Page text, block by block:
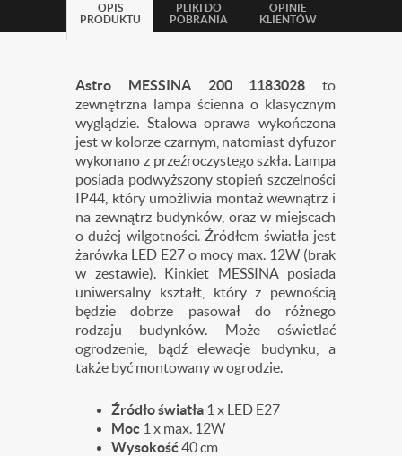
OPIS
PRODUKTU
PLIKI DO
POBRANIA
OPINIE
KLIENTÓW
Astro MESSINA 200 1183028 to
zewnętrzna lampa ścienna o klasycznym
wyglądzie. Stalowa oprawa wykończona
jest w kolorze czarnym, natomiast dyfuzor
wykonano z przeźroczystego szkła. Lampa
posiada podwyższony stopień szczelności
IP44, który umożliwia montaż wewnątrz i
na zewnątrz budynków, oraz w miejscach
o dużej wilgotności. Źródłem światła jest
żarówka LED E27 o mocy max. 12W (brak
w zestawie). Kinkiet MESSINA posiada
uniwersalny kształt, który z pewnością
będzie dobrze pasował do różnego
rodzaju budynków. Może oświetlać
ogrodzenie, bądź elewacje budynku, a
także być montowany w ogrodzie.
Źródło światła 1 x LED E27
Moc 1 x max. 12W
Wysokość40 cm